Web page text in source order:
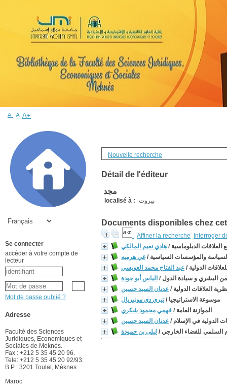
Nouvelle recherche
Détail de l'éditeur
مجد
localisé à : بيروت
Documents disponibles chez
Affiner la recherche
Interroger
العلاقات الدبلوماسية / هادي نعيم المالكي
والمؤسسات السياسية /غي هرميه
الدولية / عبد الفتاح محمد العويسي
البشري و سيادة الدول / الياس أبو جودة
العلاقات الدولية / عدنان السيد حسين
موسوعة الاستراتيجيا /تيري دي مونبريال
الموازنة العامة / فهمي محمود شكري
الدولية في الإسلام / عدنان السيد حسين
السلمي للفضاء الخارجي / ليلى بن حمودة
A- A A+
Se connecter
accéder à votre compte de
lecteur
Mot de passe oublié ?
Adresse
Faculté des Sciences
Juridiques, Economiques et
Sociales de Meknès.
Fax : +212 5 35 45 20 96.
Tele: +212 5 35 45 20 92/93.
B.P : 3201 Toulal, Mèknes
Maroc